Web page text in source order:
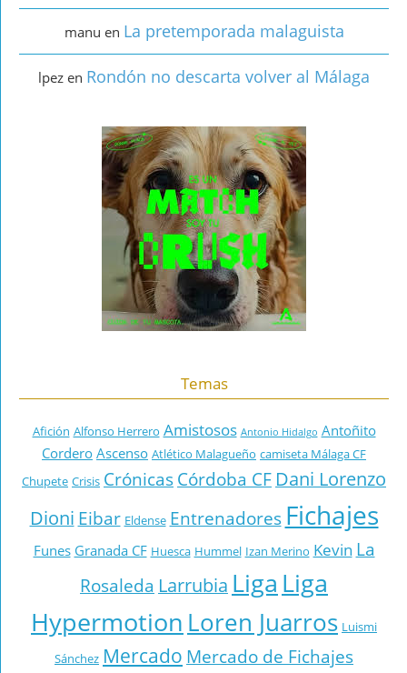
manu en La pretemporada malaguista
lpez en Rondón no descarta volver al Málaga
Temas
Afición Alfonso Herrero Amistosos Antonio Hidalgo Antoñito
CorderoAscenso Atlético Malagueño camiseta Málaga CF
Chupete Crisis Crónicas Córdoba CF Dani Lorenzo
Dioni Eibar Eldense Entrenadores Fichajes
Funes Granada CF Huesca Hummel Izan Merino Kevin La
Rosaleda Larrubia Liga Liga
Hypermotion Loren Juarros Luismi
Sánchez Mercado Mercado de Fichajes